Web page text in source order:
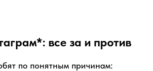
все за и против
по понятным причинам: